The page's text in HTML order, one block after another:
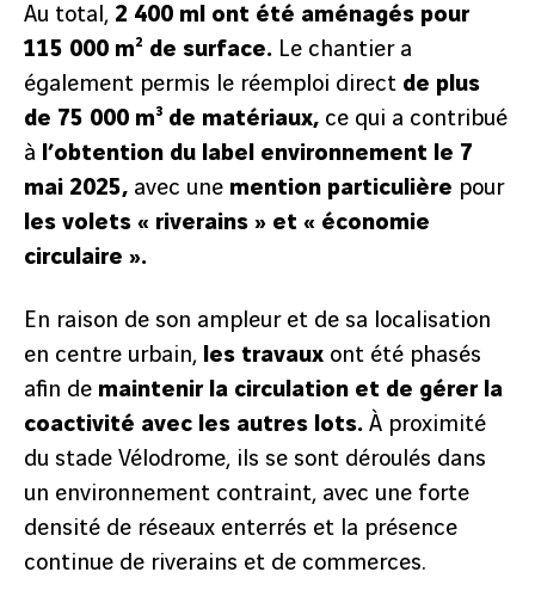
Au total, 2 400 ml ont été aménagés pour
115 000 m² de surface. Le chantier a
également permis le réemploi direct de plus
de 75 000 m³ de matériaux, ce qui a contribué
à l’obtention du label environnement le 7
mai 2025, avec une mention particulière pour
les volets « riverains » et « économie
circulaire ».
En raison de son ampleur et de sa localisation
en centre urbain, les travaux ont été phasés
afin de maintenir la circulation et de gérer la
coactivité avec les autres lots. À proximité
du stade Vélodrome, ils se sont déroulés dans
un environnement contraint, avec une forte
densité de réseaux enterrés et la présence
continue de riverains et de commerces.
précédent2 suivant